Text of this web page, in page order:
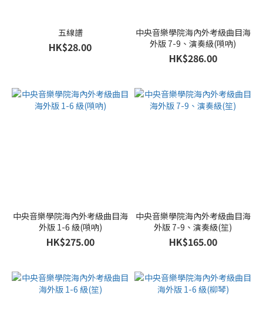
五線譜
HK$28.00
中央音樂學院海內外考級曲目海
外版 7-9、演奏級(嗩吶)
HK$286.00
中央音樂學院海內外考級曲目海
外版 1-6 級(嗩吶)
HK$275.00
中央音樂學院海內外考級曲目海
外版 7-9、演奏級(笙)
HK$165.00